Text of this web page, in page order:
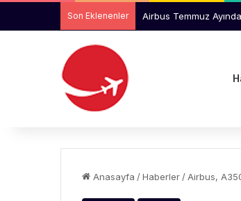
Son Eklenenler Airbus Temmuz
Anasayfa /Haberler /Airbus,